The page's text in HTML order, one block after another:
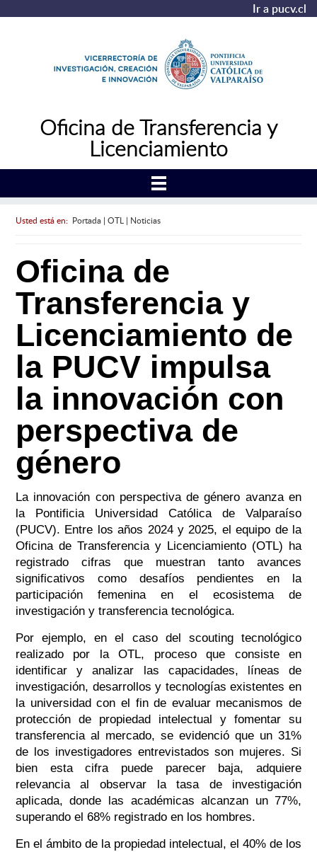
Ir a pucv.cl
Oficina de Transferencia y
Licenciamiento
Usted está en: Portada| OTL | Noticias
Oficina de
Transferencia y
Licenciamiento de
la PUCV impulsa
la innovación con
perspectiva de
género
La innovación con perspectiva de género avanza en
la Pontificia Universidad Católica de Valparaíso
(PUCV). Entre los años 2024 y 2025, el equipo de la
Oficina de Transferencia y Licenciamiento (OTL) ha
registrado cifras que muestran tanto avances
significativos como desafíos pendientes en la
participación femenina en el ecosistema de
investigación y transferencia tecnológica.
Por ejemplo, en el caso del scouting tecnológico
realizado por la OTL, proceso que consiste en
identificar y analizar las capacidades, líneas de
investigación, desarrollos y tecnologías existentes en
la universidad con el fin de evaluar mecanismos de
protección de propiedad intelectual y fomentar su
transferencia al mercado, se evidenció que un 31%
de los investigadores entrevistados son mujeres. Si
bien esta cifra puede parecer baja, adquiere
relevancia al observar la tasa de investigación
aplicada, donde las académicas alcanzan un 77%,
superando el 68% registrado en los hombres.
En el ámbito de la propiedad intelectual, el 40% de los